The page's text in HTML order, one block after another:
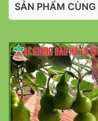
SẢN PHẨM CÙNG